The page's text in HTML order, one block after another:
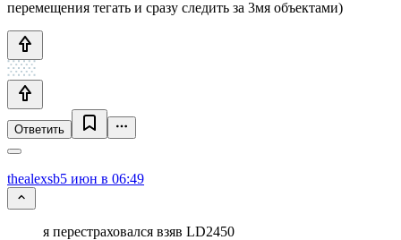
перемещения тегать и сразу следить за 3мя объектами)
Ответить
thealexsb5 июн в 06:49
я перестраховался взяв LD2450